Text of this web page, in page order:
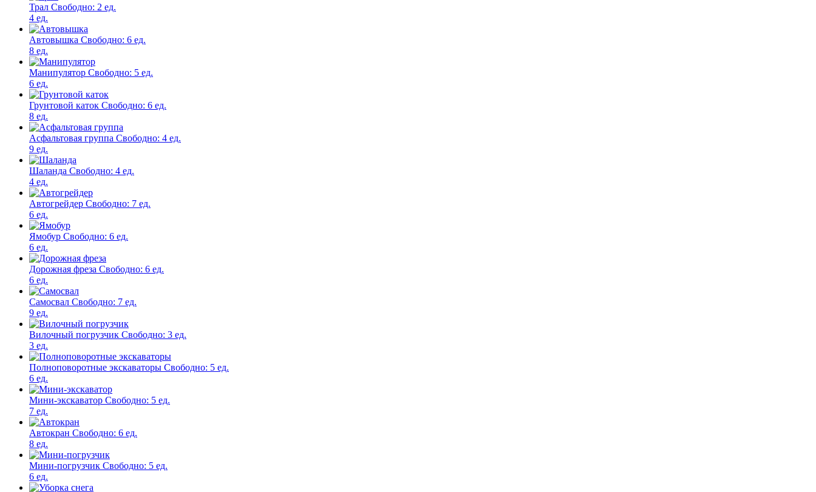
Трал Свободно: 2 ед.
4 ед.
Автовышка Свободно: 6 ед.
8 ед.
Манипулятор Свободно: 5 ед.
6 ед.
Грунтовой каток Свободно: 6 ед.
8 ед.
Асфальтовая группа Свободно: 4 ед.
9 ед.
Шаланда Свободно: 4 ед.
4 ед.
Автогрейдер Свободно: 7 ед.
6 ед.
Ямобур Свободно: 6 ед.
6 ед.
Дорожная фреза Свободно: 6 ед.
6 ед.
Самосвал Свободно: 7 ед.
9 ед.
Вилочный погрузчик Свободно: 3 ед.
3 ед.
Полноповоротные экскаваторы Свободно: 5 ед.
6 ед.
Мини-экскаватор Свободно: 5 ед.
7 ед.
Автокран Свободно: 6 ед.
8 ед.
Мини-погрузчик Свободно: 5 ед.
6 ед.